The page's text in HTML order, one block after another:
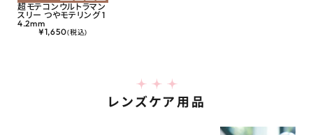
超モテコンウルトラマン
スリー つやモテリング 1
4.2mm
¥1,650(税込)
レンズケア用品